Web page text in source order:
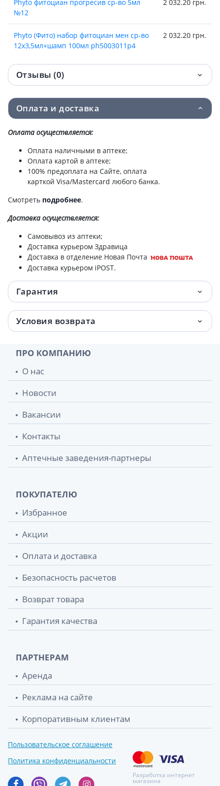
Phyto фитоциан прогресив ср-во 5мл
№12
2 032.20 грн.
Phyto (Фито) набор фитоциан мен ср-во
12х3,5мл+шамп 100мл ph5003011p4
2 032.20 грн.
Отзывы (0)
Оплата и доставка
Оплата осуществляется:
Оплата наличными в аптеке;
Оплата картой в аптеке;
100% предоплата на Сайте, оплата
карткой Visa/Mastercard любого банка.
Смотреть подробнее.
Доставкаосуществляется:
Самовывоз из аптеки;
Доставка курьером Здравица
Доставка в отделение Новая Почта
Доставка курьером iPOST.
Гарантия
Условия возврата
ПРО КОМПАНИЮ
О нас
Новости
Вакансии
Контакты
Аптечные заведения-партнеры
ПОКУПАТЕЛЮ
Избранное
Акции
Оплата и доставка
Безопасность расчетов
Возврат товара
Гарантия качества
ПАРТНЕРАМ
Аренда
Реклама на сайте
Корпоративным клиентам
Пользовательское соглашение
Политика конфиденциальности
Разработка интернет
магазина